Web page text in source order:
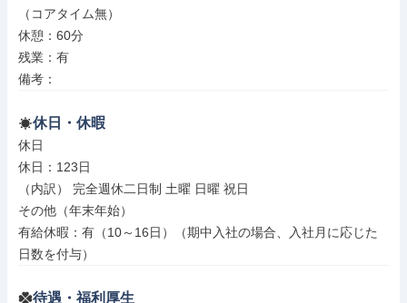
（コアタイム無）
休憩：60分
残業：有
備考：
休日・休暇
休日
休日：123日
（内訳） 完全週休二日制 土曜 日曜 祝日
その他（年末年始）
有給休暇：有（10～16日）（期中入社の場合、入社月に応じた
日数を付与）
待遇・福利厚生